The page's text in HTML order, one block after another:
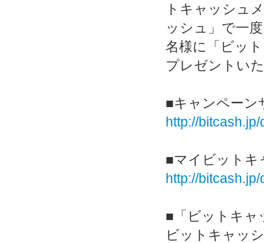
トキャッシュ
ッシュ」で一
名様に「ビッ
プレゼントい
■キャンペーン
http://
■マイビットキ
http://
■「ビットキャ
ビットキャッ